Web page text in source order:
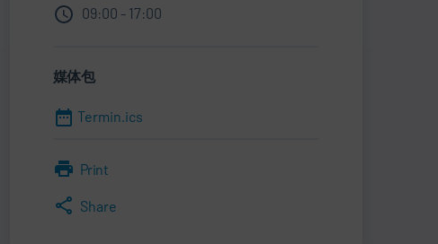
09:00 - 17:00
媒体包
Termin.ics
Print
Share